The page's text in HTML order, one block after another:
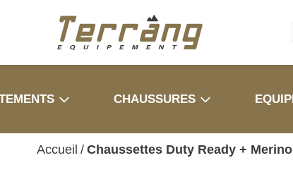
CHAUSSURES
Accueil / Chaussettes Duty Ready +